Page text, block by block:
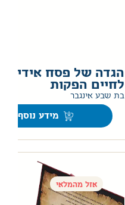
הגדה של פסח אידיש
לחיים הפקות
בת שבע אינגבר
מידע נוסף
אזל מהמלאי